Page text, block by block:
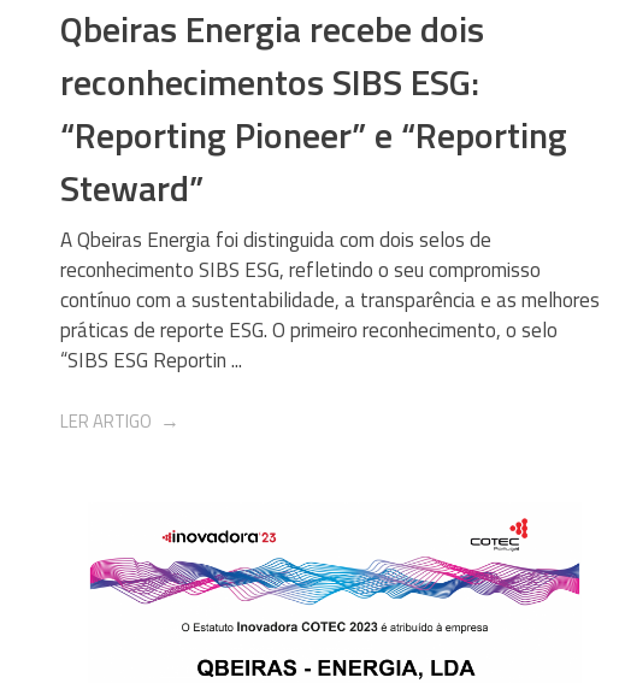
Qbeiras Energia recebe dois
reconhecimentos SIBS ESG:
“Reporting Pioneer” e “Reporting
Steward”
A Qbeiras Energia foi distinguida com dois selos de
reconhecimento SIBS ESG, refletindo o seu compromisso
contínuo com a sustentabilidade, a transparência e as melhores
práticas de reporte ESG. O primeiro reconhecimento, o selo
“SIBS ESG Reportin ...
LER ARTIGO